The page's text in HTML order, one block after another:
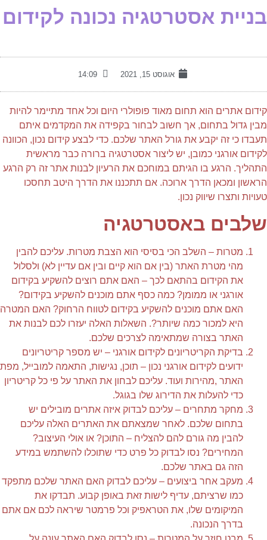
אסטרטגיה נכונה לקידום
אוגוסט 15, 2021 14:09
אתרים הוא תחום מאוד פופולרי היום וכל אחד מתיימר להיות
גדול בתחום, אך חשוב לבחור בקפידה את המקדמים איתם
כי זה יקבע את גורל האתר שלכם. כדי לבצע קידום נכון, הכוונה
אורגני כמובן, יש ליצור אסטרטגיה ברורה כבר מראשית
הרגע בו הגיתם במוחכם את הרעיון לבנות אתר זה רק הרגע
ומכאן הדרך ארוכה. אם תתכננו את הדרך היטב תחסכו
ותצרו שיווק נכון.
באסטרטגיה
מטרות – השלב הכי בסיסי הוא הצבת מטרות. עליכם להבין
מהי מטרת האתר (בין אם הוא קיים ובין אם עדיין לא) ולסלול
את הקידום בהתאם לכך – האם אתם רוצים להשקיע בקידום
אורגני או ממומן? כמה כסף אתם מוכנים להשקיע בקידום?
האם אתם מוכנים להשקיע בקידום לטווח הרחוק? האם המטרה
היא למכור כמה שיותר?. השאלות האלה יעזרו לכם לבנות את
האתר בצורה שמתאימה לצרכים שלכם.
בדיקת הקריטריונים לקידום אורגני – יש מספר קריטריונים
ידועים לקידום אורגני נכון – תוכן, נגישות, התאמה למובייל, מפת
האתר ,מהירות ועוד. עליכם לבחון את האתר על פי כל קריטריון
כדי להעלות את הדירוג שלו בגוגל.
מחקר מתחרים – עליכם לבדוק איזה אתרים מובילים יש
בתחום שלכם. לאחר שמצאתם את האתרים האלה עליכם
להבין מה גורם להם להצליח – התוכן? או אולי העיצוב?
המחירים? נסו לבדוק כל פרט כדי שתוכלו להשתמש במידע
הזה גם באתר שלכם.
מעקב אחר ביצועים – עליכם לבדוק האם האתר שלכם מתפקד
כמו שרציתם, עדיף לישות זאת באופן קבוע. תבדקו את
המיקומים שלו, את הטראפיק וכל פרמטר שיראה לכם אם אתם
בדרך הנכונה.